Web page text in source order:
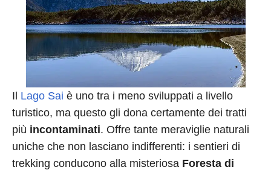
Il Lago Sai è uno tra i meno sviluppati a livello
turistico, ma questo gli dona certamente dei tratti
più incontaminati. Offre tante meraviglie naturali
uniche che non lasciano indifferenti: i sentieri di
trekking conducono alla misteriosa Foresta di